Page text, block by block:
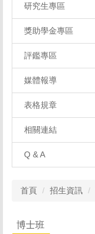
研究生專區
獎助學金專區
評鑑專區
媒體報導
表格規章
相關連結
Q & A
首頁 招生資訊
博士班